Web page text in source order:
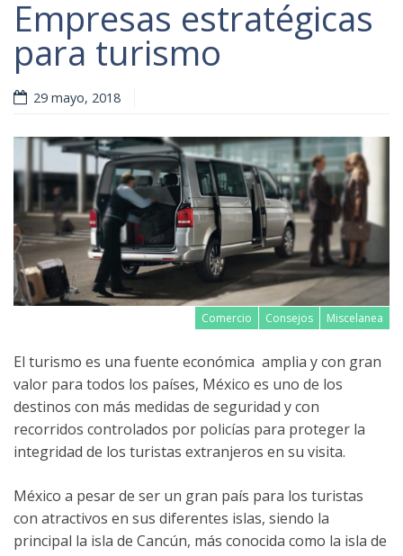
Empresas estratégicas
para turismo
29 mayo, 2018
Comercio Consejos Miscelanea
El turismo es una fuente económica amplia y con gran
valor para todos los países, México es uno de los
destinos con más medidas de seguridad y con
recorridos controlados por policías para proteger la
integridad de los turistas extranjeros en su visita.
México a pesar de ser un gran país para los turistas
con atractivos en sus diferentes islas, siendo la
principal la isla de Cancún, más conocida como la isla de